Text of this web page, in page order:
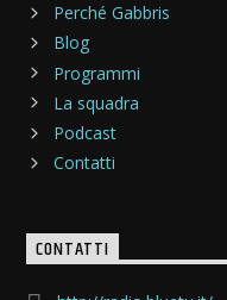
Perché Gabbris
Blog
Programmi
La squadra
Podcast
Contatti
CONTATTI